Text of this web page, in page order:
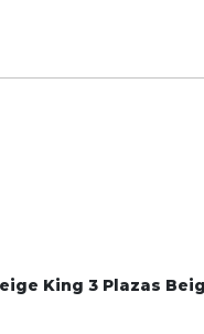
King 3 Plazas